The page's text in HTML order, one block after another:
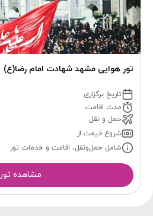
تور هوایی مشهد شهادت امام رضا(ع)
تاریخ برگزاری
مدت اقامت
حمل و نقل
شروع قیمت از
شامل حمل‌ونقل، اقامت و خدمات تور
مشاهده تور